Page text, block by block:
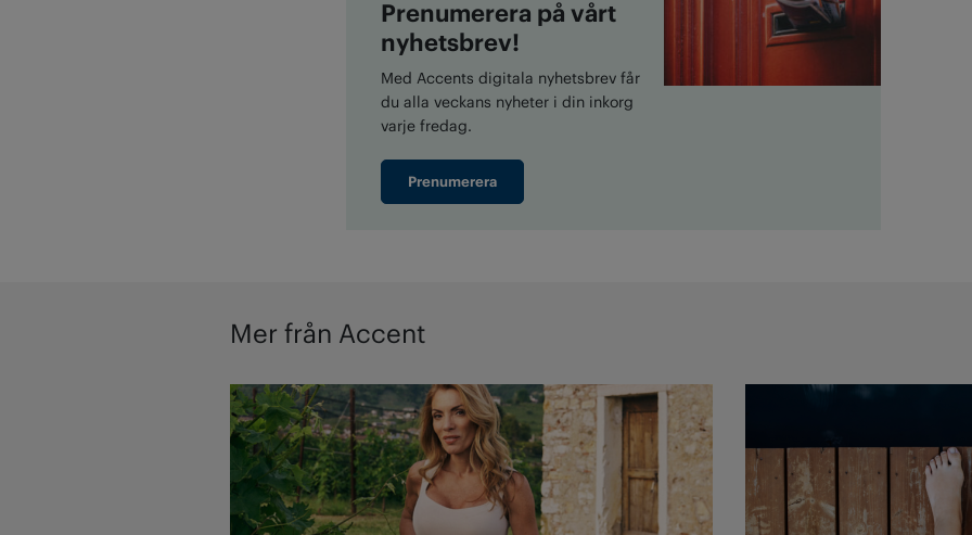
Prenumerera på vårt
nyhetsbrev!
Med Accents digitala nyhetsbrev får
du alla veckans nyheter i din inkorg
varje fredag.
Prenumerera
Mer från Accent